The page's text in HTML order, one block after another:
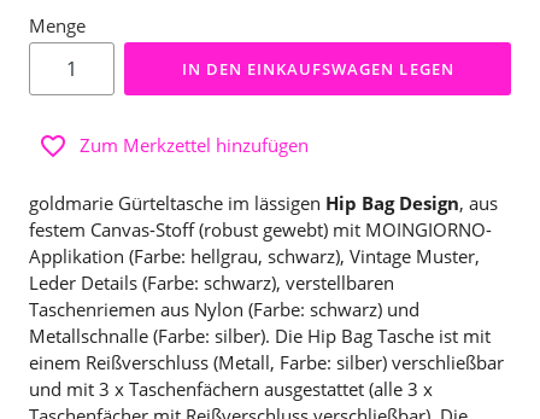
Menge
IN DEN EINKAUFSWAGEN LEGEN
Zum Merkzettel hinzufügen
goldmarie Gürteltasche im lässigen Hip Bag Design, aus
festem Canvas-Stoff (robust gewebt) mit MOINGIORNO-
Applikation (Farbe: hellgrau, schwarz), Vintage Muster,
Leder Details (Farbe: schwarz), verstellbaren
Taschenriemen aus Nylon (Farbe: schwarz) und
Metallschnalle (Farbe: silber). Die Hip Bag Tasche ist mit
einem Reißverschluss (Metall, Farbe: silber) verschließbar
und mit 3 x Taschenfächern ausgestattet (alle 3 x